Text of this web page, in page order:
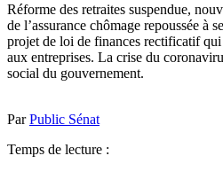
Réforme des retraites suspendue,
de l’assurance chômage repoussée à
projet de loi de finances rectificatif
aux entreprises. La crise du
social du gouvernement.
ParPublic Sénat
Temps de lecture :